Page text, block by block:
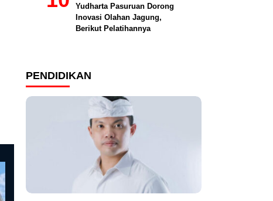
Yudharta Pasuruan Dorong
Inovasi Olahan Jagung,
Berikut Pelatihannya
PENDIDIKAN